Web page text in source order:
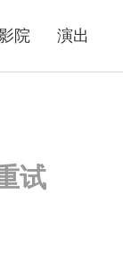
院 演出
试